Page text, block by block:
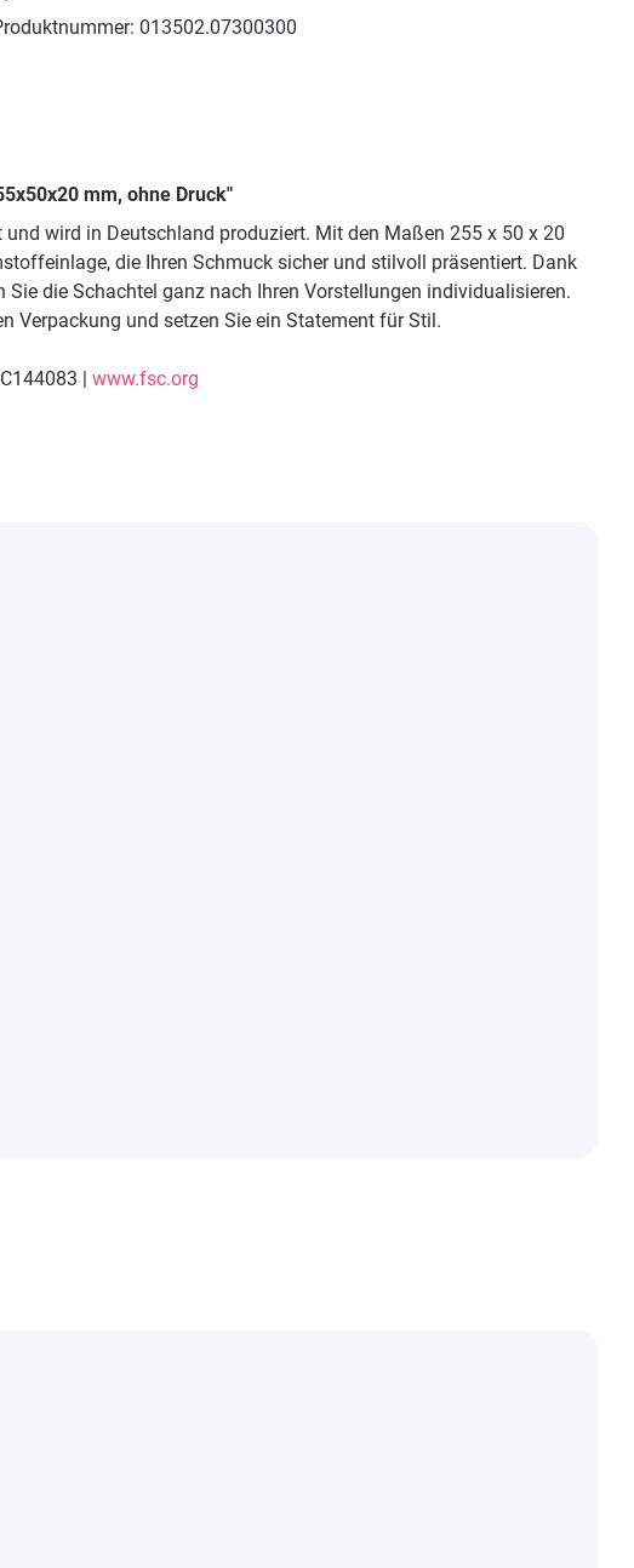
013502.07300300
mm, ohne Druck"
wird in Deutschland produziert. Mit den Maßen 255 x 50 x 20
die Ihren Schmuck sicher und stilvoll präsentiert. Dank
die Schachtel ganz nach Ihren Vorstellungen individualisieren.
Verpackung und setzen Sie ein Statement für Stil.
| www.fsc.org